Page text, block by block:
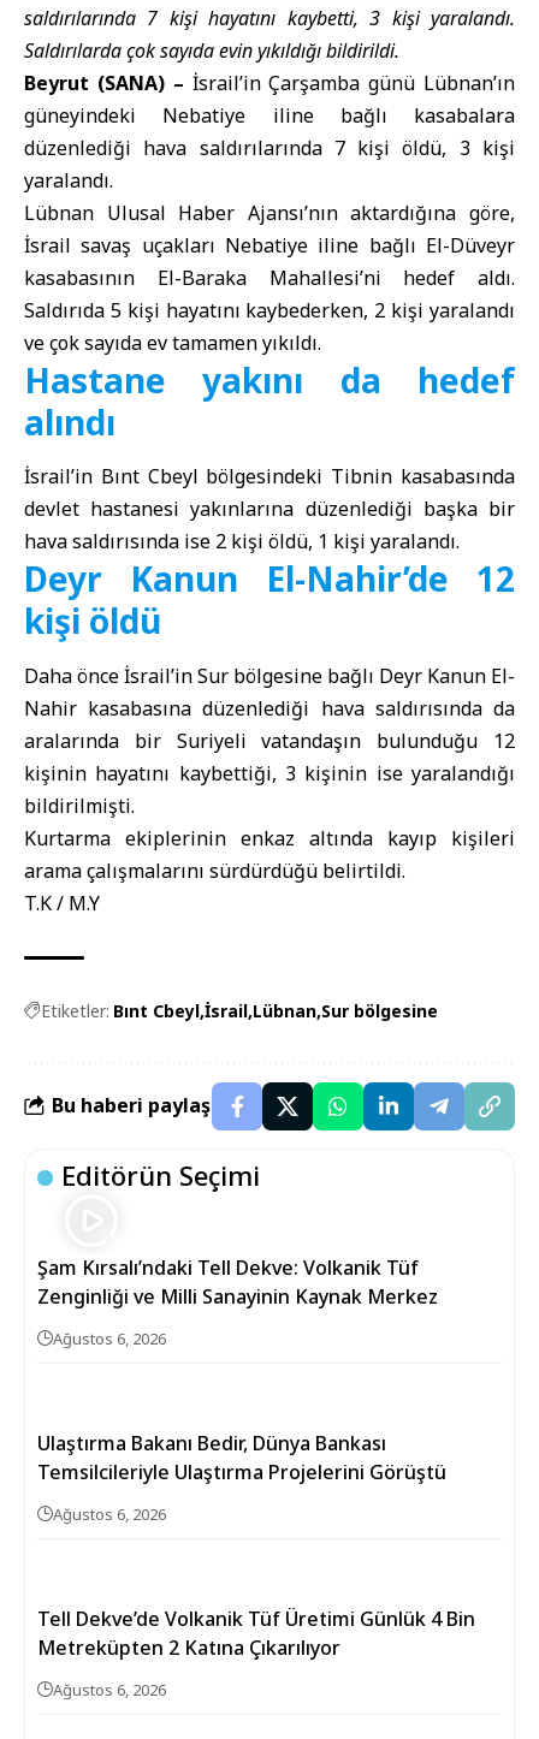
saldırılarında 7 kişi hayatını kaybetti, 3 kişi yaralandı.
Saldırılarda çok sayıda evin yıkıldığı bildirildi.
Beyrut (SANA) – İsrail’in Çarşamba günü Lübnan’ın
güneyindeki Nebatiye iline bağlı kasabalara
düzenlediği hava saldırılarında 7 kişi öldü, 3 kişi
yaralandı.
Lübnan Ulusal Haber Ajansı’nın aktardığına göre,
İsrail savaş uçakları Nebatiye iline bağlı El-Düveyr
kasabasının El-Baraka Mahallesi’ni hedef aldı.
Saldırıda 5 kişi hayatını kaybederken, 2 kişi yaralandı
ve çok sayıda ev tamamen yıkıldı.
Hastane yakını da hedef
alındı
İsrail’in Bınt Cbeyl bölgesindeki Tibnin kasabasında
devlet hastanesi yakınlarına düzenlediği başka bir
hava saldırısında ise 2 kişi öldü, 1 kişi yaralandı.
Deyr Kanun El-Nahir’de 12
kişi öldü
Daha önce İsrail’inSur bölgesine bağlı Deyr Kanun El-
Nahir kasabasına düzenlediği hava saldırısında da
aralarında bir Suriyeli vatandaşın bulunduğu 12
kişinin hayatını kaybettiği, 3 kişinin ise yaralandığı
bildirilmişti.
Kurtarma ekiplerinin enkaz altında kayıp kişileri
arama çalışmalarını sürdürdüğü belirtildi.
T.K / M.Y
Etiketler: Bınt Cbeyl İsrail Lübnan Sur bölgesine
Bu haberi paylaş
Editörün Seçimi
Şam Kırsalı’ndaki Tell Dekve: Volkanik Tüf
Zenginliği ve Milli Sanayinin Kaynak Merkez
Ağustos 6, 2026
Ulaştırma Bakanı Bedir, Dünya Bankası
Temsilcileriyle Ulaştırma Projelerini Görüştü
Ağustos 6, 2026
Tell Dekve’de Volkanik Tüf Üretimi Günlük 4 Bin
Metreküpten 2 Katına Çıkarılıyor
Ağustos 6, 2026